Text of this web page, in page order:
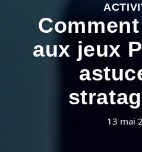
aux jeux
13 mai